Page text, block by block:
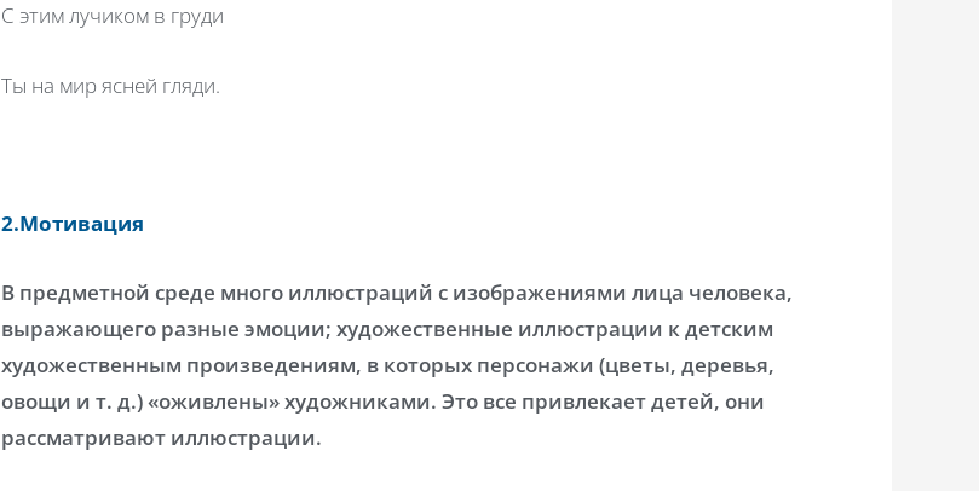
С этим лучиком в груди
Ты на мир ясней гляди.
2.Мотивация
В предметной среде много иллюстраций с изображениями лица человека,
выражающего разные эмоции; художественные иллюстрации к детским
художественным произведениям, в которых персонажи (цветы, деревья,
овощи и т. д.) «оживлены» художниками. Это все привлекает детей, они
рассматривают иллюстрации.